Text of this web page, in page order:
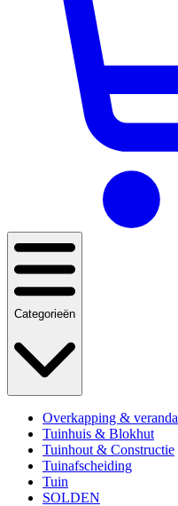
Categorieën
Overkapping & veranda
Tuinhuis & Blokhut
Tuinhout & Constructie
Tuinafscheiding
Tuin
SOLDEN